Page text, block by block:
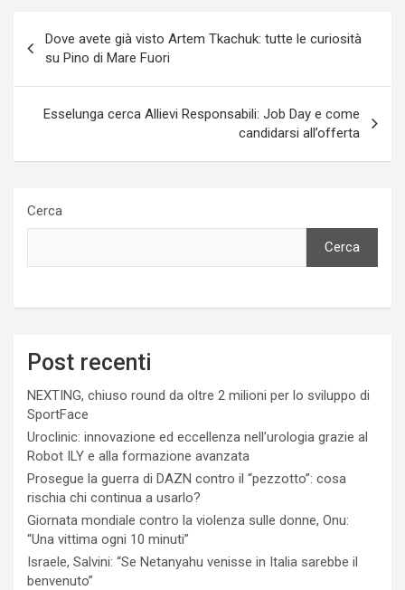
articoli
Dove avete già visto Artem Tkachuk: tutte le curiosità
su Pino di Mare Fuori
Esselunga cerca Allievi Responsabili: Job Day e come
candidarsi all’offerta
Cerca
Cerca
Post recenti
NEXTING, chiuso round da oltre 2 milioni per lo sviluppo di
SportFace
Uroclinic: innovazione ed eccellenza nell’urologia grazie al
Robot ILY e alla formazione avanzata
Prosegue la guerra di DAZN contro il “pezzotto”: cosa
rischia chi continua a usarlo?
Giornata mondiale contro la violenza sulle donne, Onu:
“Una vittima ogni 10 minuti”
Israele, Salvini: “Se Netanyahu venisse in Italia sarebbe il
benvenuto”